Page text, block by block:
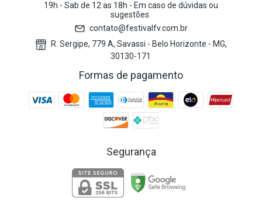
19h - Sab de 12 as 18h - Em caso de dúvidas ou
sugestões.
contato@festivalfv.com.br
R. Sergipe, 779 A, Savassi - Belo Horizonte - MG,
30130-171
Formas de pagamento
Segurança